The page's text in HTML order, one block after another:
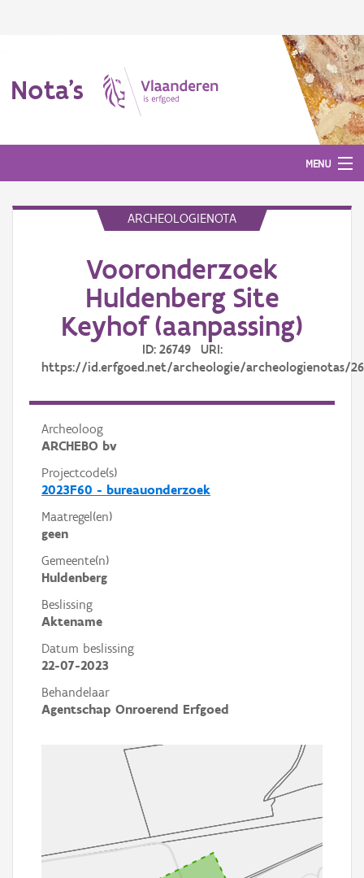
Nota's
MENU
ARCHEOLOGIENOTA
Vooronderzoek
Huldenberg Site
Keyhof (aanpassing)
ID: 26749 URI:
https://id.erfgoed.net/archeologie/archeologienotas/
Archeoloog
ARCHEBO bv
Projectcode(s)
2023F60 - bureauonderzoek
Maatregel(en)
geen
Gemeente(n)
Huldenberg
Beslissing
Aktename
Datum beslissing
22-07-2023
Behandelaar
Agentschap Onroerend Erfgoed